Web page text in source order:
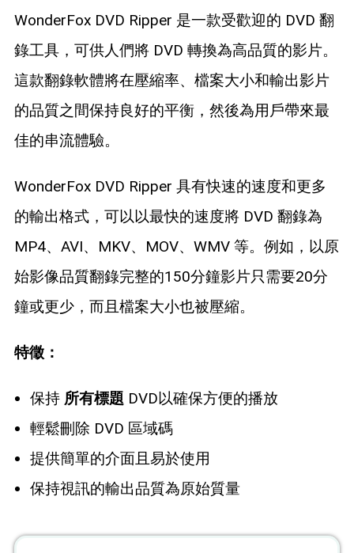
WonderFox DVD Ripper 是一款受歡迎的 DVD 翻
錄工具，可供人們將 DVD 轉換為高品質的影片。
這款翻錄軟體將在壓縮率、檔案大小和輸出影片
的品質之間保持良好的平衡，然後為用戶帶來最
佳的串流體驗。
WonderFox DVD Ripper 具有快速的速度和更多
的輸出格式，可以以最快的速度將 DVD 翻錄為
MP4、AVI、MKV、MOV、WMV 等。例如，以原
始影像品質翻錄完整的150分鐘影片只需要20分
鐘或更少，而且檔案大小也被壓縮。
特徵：
保持 所有標題 DVD以確保方便的播放
輕鬆刪除 DVD 區域碼
提供簡單的介面且易於使用
保持視訊的輸出品質為原始質量